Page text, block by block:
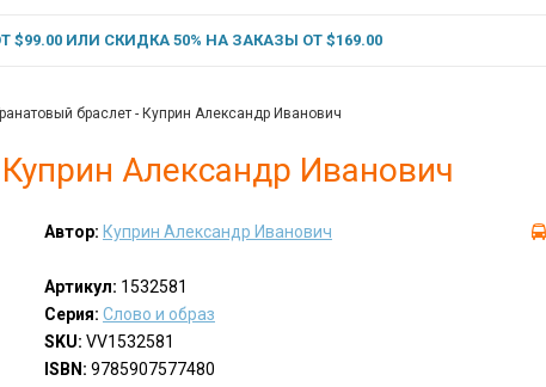
ИЛИ СКИДКА 50% НА ЗАКАЗЫ ОТ $169.00
браслет - Куприн Александр Иванович
Александр Иванович
Автор: Куприн Александр Иванович
Артикул: 1532581
Серия: Слово и образ
SKU: VV1532581
ISBN: 9785907577480